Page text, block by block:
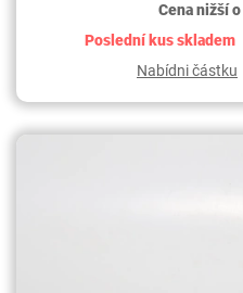
Cena nižší o
Poslední kus skladem
Nabídni částku